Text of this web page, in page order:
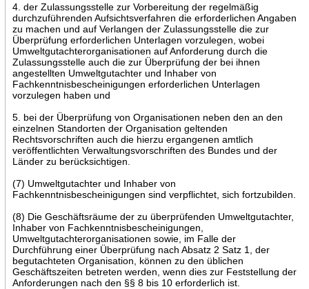
4. der Zulassungsstelle zur Vorbereitung der regelmäßig
durchzuführenden Aufsichtsverfahren die erforderlichen Angaben
zu machen und auf Verlangen der Zulassungsstelle die zur
Überprüfung erforderlichen Unterlagen vorzulegen, wobei
Umweltgutachterorganisationen auf Anforderung durch die
Zulassungsstelle auch die zur Überprüfung der bei ihnen
angestellten Umweltgutachter und Inhaber von
Fachkenntnisbescheinigungen erforderlichen Unterlagen
vorzulegen haben und
5. bei der Überprüfung von Organisationen neben den an den
einzelnen Standorten der Organisation geltenden
Rechtsvorschriften auch die hierzu ergangenen amtlich
veröffentlichten Verwaltungsvorschriften des Bundes und der
Länder zu berücksichtigen.
(7) Umweltgutachter und Inhaber von
Fachkenntnisbescheinigungen sind verpflichtet, sich fortzubilden.
(8) Die Geschäftsräume der zu überprüfenden Umweltgutachter,
Inhaber von Fachkenntnisbescheinigungen,
Umweltgutachterorganisationen sowie, im Falle der
Durchführung einer Überprüfung nach Absatz 2 Satz 1, der
begutachteten Organisation, können zu den üblichen
Geschäftszeiten betreten werden, wenn dies zur Feststellung der
Anforderungen nach den §§ 8 bis 10 erforderlich ist.